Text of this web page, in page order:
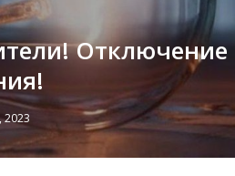
Отключение
2023